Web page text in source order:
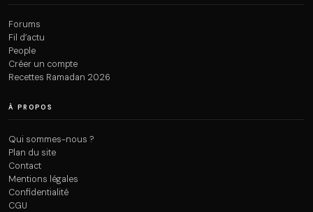
Forums
Fil d’actu
People
Créer un compte
Recettes Ramadan 2026
À PROPOS
Qui sommes-nous ?
Plan du site
Contact
Mentions légales
Confidentialité
CGU